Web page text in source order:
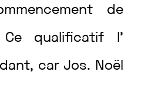
de
Ce qualificatif l’
, carJos. Noël